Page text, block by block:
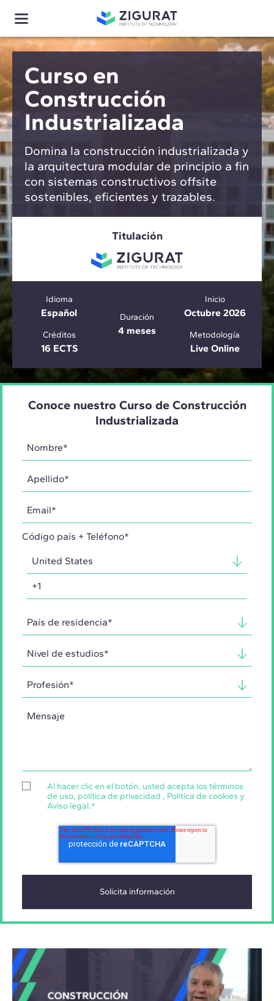
Curso en
Construcción
Industrializada
Domina la construcción industrializada y
la arquitectura modular de principio a fin
con sistemas constructivos offsite
sostenibles, eficientes y trazables.
Titulación
Idioma
Español Duración
4 meses
Inicio
Octubre 2026
Créditos
16 ECTS
Metodología
Live Online
Conoce nuestro Curso de Construcción
Industrializada
Código país + Teléfono*
Al hacer clic en el botón, usted acepta los términos
de uso, política de privacidad , Política de cookies y
Aviso legal.*